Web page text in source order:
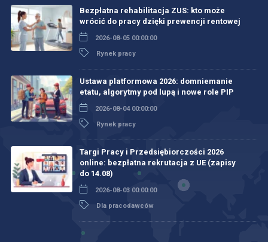
Bezpłatna rehabilitacja ZUS: kto może
wrócić do pracy dzięki prewencji rentowej
2026-08-05 00:00:00
Rynek pracy
Ustawa platformowa 2026: domniemanie
etatu, algorytmy pod lupą i nowe role PIP
2026-08-04 00:00:00
Rynek pracy
Targi Pracy i Przedsiębiorczości 2026
online: bezpłatna rekrutacja z UE (zapisy
do 14.08)
2026-08-03 00:00:00
Dla pracodawców